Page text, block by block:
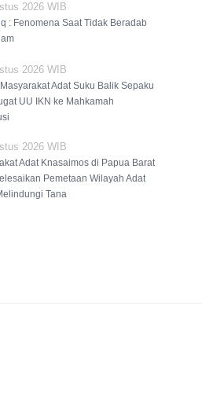
2026 WIB
: Fenomena Saat Tidak Beradab
2026 WIB
Adat Suku Balik Sepaku
UU IKN ke Mahkamah
2026 WIB
Adat Knasaimos di Papua Barat
Pemetaan Wilayah Adat
Tana